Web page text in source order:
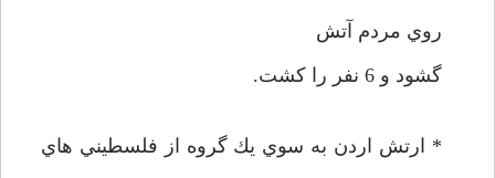
روي مردم آتش
گشود و 6 نفر را كشت.
* ارتش اردن به سوي يك گروه از فلسطيني هاي